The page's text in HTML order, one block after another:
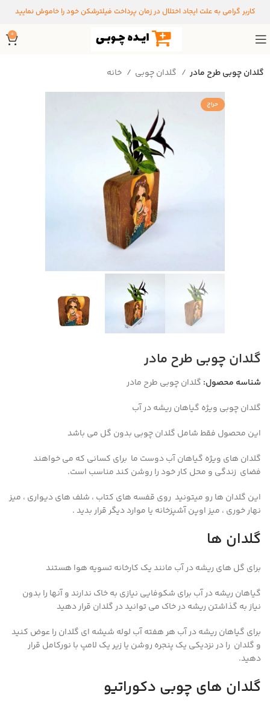
کاربر گرامی به علت ایجاد اختلال در زمان پرداخت فیلترشکن خود را خاموش نمایید
0
خانه گلدان چوبی طرح مادر
حراج
گلدان چوبی طرح مادر
شناسه محصول: گلدان چوبی طرح مادر
گلدان چوبی ویژه گیاهان ریشه در آب
این محصول فقط شامل گلدان چوبی بدون گل می باشد
گلدان های ویژه گیاهان آب دوست ما برای کسانی که می خواهند
فضای زندگی و محل کار خود را روشن کند مناسب است.
این گلدان ها رو میتونید روی قفسه های کتاب ، شلف های دیواری ، میز
نهار خوری ، میز اوپن آشپزخانه یا موارد دیگر قرار بدید .
گلدان ها
برای گل های ریشه در آب مانند یک کارخانه تسویه هوا هستند
گیاهان ریشه در آب برای شکوفایی نیازی به خاک ندارند و آنها را بدون
نیاز به گذاشتن ریشه در خاک می توانید در گلدان قرار دهید
برای گیاهان ریشه در آب هر هفته آب لوله شیشه ای گلدان را عوض کنید
و گلدان را در نزدیکی یک پنجره روشن یا زیر یک لامپ با نورکامل قرار
دهید.
گلدان های چوبی دکوراتیو